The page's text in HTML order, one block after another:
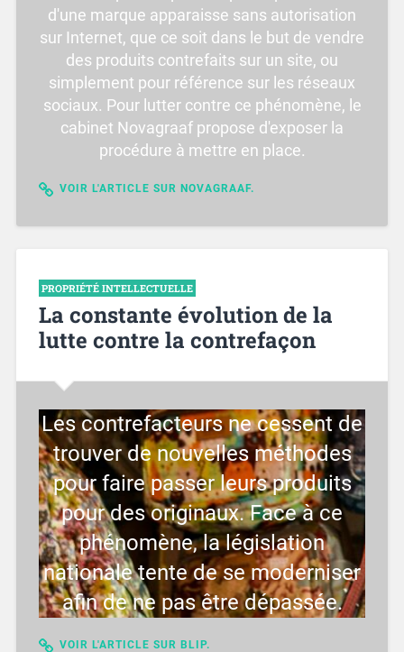
d'une marque apparaisse sans autorisation
sur Internet, que ce soit dans le but de vendre
des produits contrefaits sur un site, ou
simplement pour référence sur les réseaux
sociaux. Pour lutter contre ce phénomène, le
cabinet Novagraaf propose d'exposer la
procédure à mettre en place.
VOIR L'ARTICLE SUR NOVAGRAAF.
PROPRIÉTÉ INTELLECTUELLE
La constante évolution de la
lutte contre la contrefaçon
Les contrefacteurs ne cessent de
trouver de nouvelles méthodes
pour faire passer leurs produits
pour des originaux. Face à ce
phénomène, la législation
nationale tente de se moderniser
afin de ne pas être dépassée.
VOIR L'ARTICLE SUR BLIP.